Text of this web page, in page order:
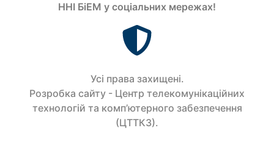
ННІ БіЕМ у соціальних мережах!
Усi права захищенi.
Розробка сайту - Центр телекомунікаційних
технологій та комп’ютерного забезпечення
(ЦТТКЗ).